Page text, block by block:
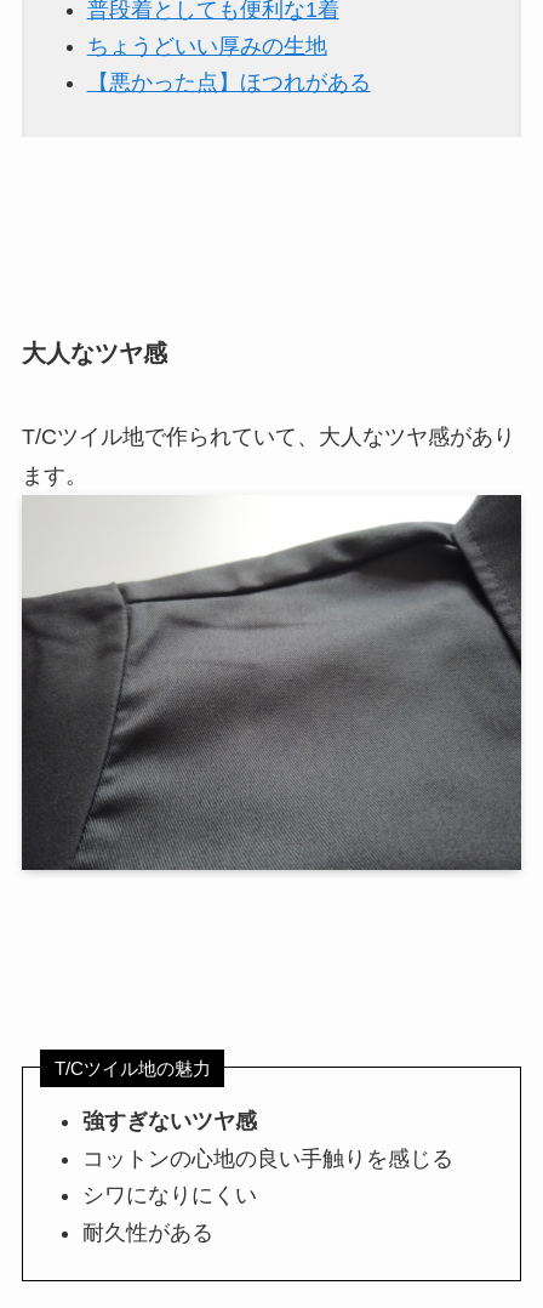
普段着としても便利な1着
ちょうどいい厚みの生地
【悪かった点】ほつれがある
大人なツヤ感
T/Cツイル地で作られていて、大人なツヤ感があり
ます。
T/Cツイル地の魅力
強すぎないツヤ感
コットンの心地の良い手触りを感じる
シワになりにくい
耐久性がある